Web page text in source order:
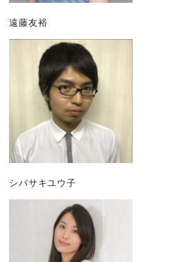
遠藤友裕
シバサキユウ子